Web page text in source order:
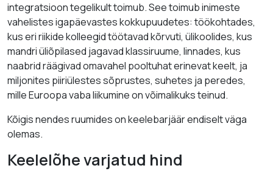
integratsioon tegelikult toimub. See toimub inimeste
vahelistes igapäevastes kokkupuudetes: töökohtades,
kus eri riikide kolleegid töötavad kõrvuti, ülikoolides, kus
mandri üliõpilased jagavad klassiruume, linnades, kus
naabrid räägivad omavahel pooltuhat erinevat keelt, ja
miljonites piiriülestes sõprustes, suhetes ja peredes,
mille Euroopa vaba liikumine on võimalikuks teinud.
Kõigis nendes ruumides on keelebarjäär endiselt väga
olemas.
Keelelõhe varjatud hind